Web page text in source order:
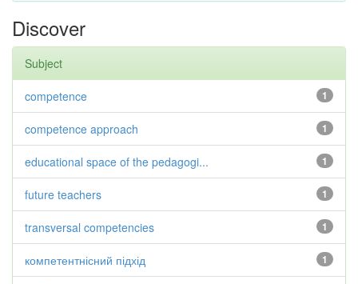
Discover
Subject
1
competence
1
competence approach
1
educational space of the pedagogi...
1
future teachers
1
transversal competencies
1
компетентнісний підхід